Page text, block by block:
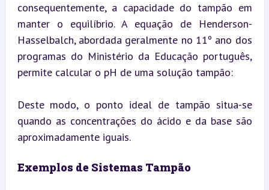
consequentemente, a capacidade do tampão em
manter o equilíbrio. A equação de Henderson-
Hasselbalch, abordada geralmente no 11º ano dos
programas do Ministério da Educação português,
permite calcular o pH de uma solução tampão:
Deste modo, o ponto ideal de tampão situa-se
quando as concentrações do ácido e da base são
aproximadamente iguais.
Exemplos de Sistemas Tampão